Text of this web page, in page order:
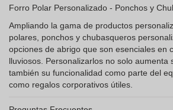
Forro Polar Personalizado - Ponchos y
Ampliando la gama de productos
polares, ponchos y chubasqueros
opciones de abrigo que son esenciales en
lluviosos. Personalizarlos no solo aumenta
también su funcionalidad como parte del
como regalos corporativos útiles.